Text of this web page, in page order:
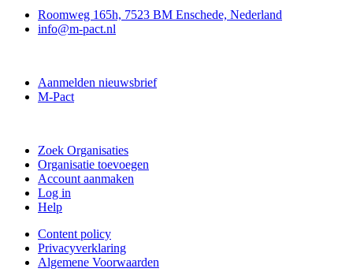
Roomweg 165h, 7523 BM Enschede, Nederland
info@m-pact.nl
Aanmelden nieuwsbrief
M-Pact
Zoek Organisaties
Organisatie toevoegen
Account aanmaken
Log in
Help
Content policy
Privacyverklaring
Algemene Voorwaarden